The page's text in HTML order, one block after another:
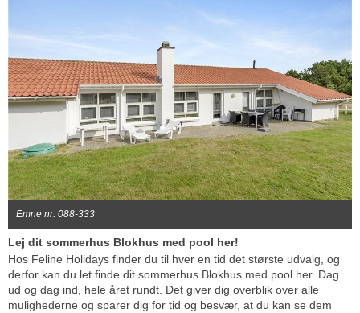
Emne nr. 088-333
Lej dit sommerhus Blokhus med pool her!
Hos Feline Holidays finder du til hver en tid det største udvalg, og
derfor kan du let finde dit sommerhus Blokhus med pool her. Dag
ud og dag ind, hele året rundt. Det giver dig overblik over alle
mulighederne og sparer dig for tid og besvær, at du kan se dem